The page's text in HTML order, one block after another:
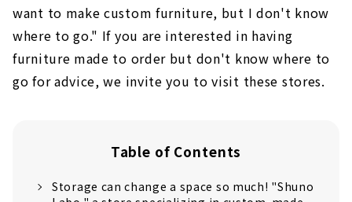
want to make custom furniture, but I don't know
where to go." If you are interested in having
furniture made to order but don't know where to
go for advice, we invite you to visit these stores.
Table of Contents
Storage can change a space so much! "Shuno